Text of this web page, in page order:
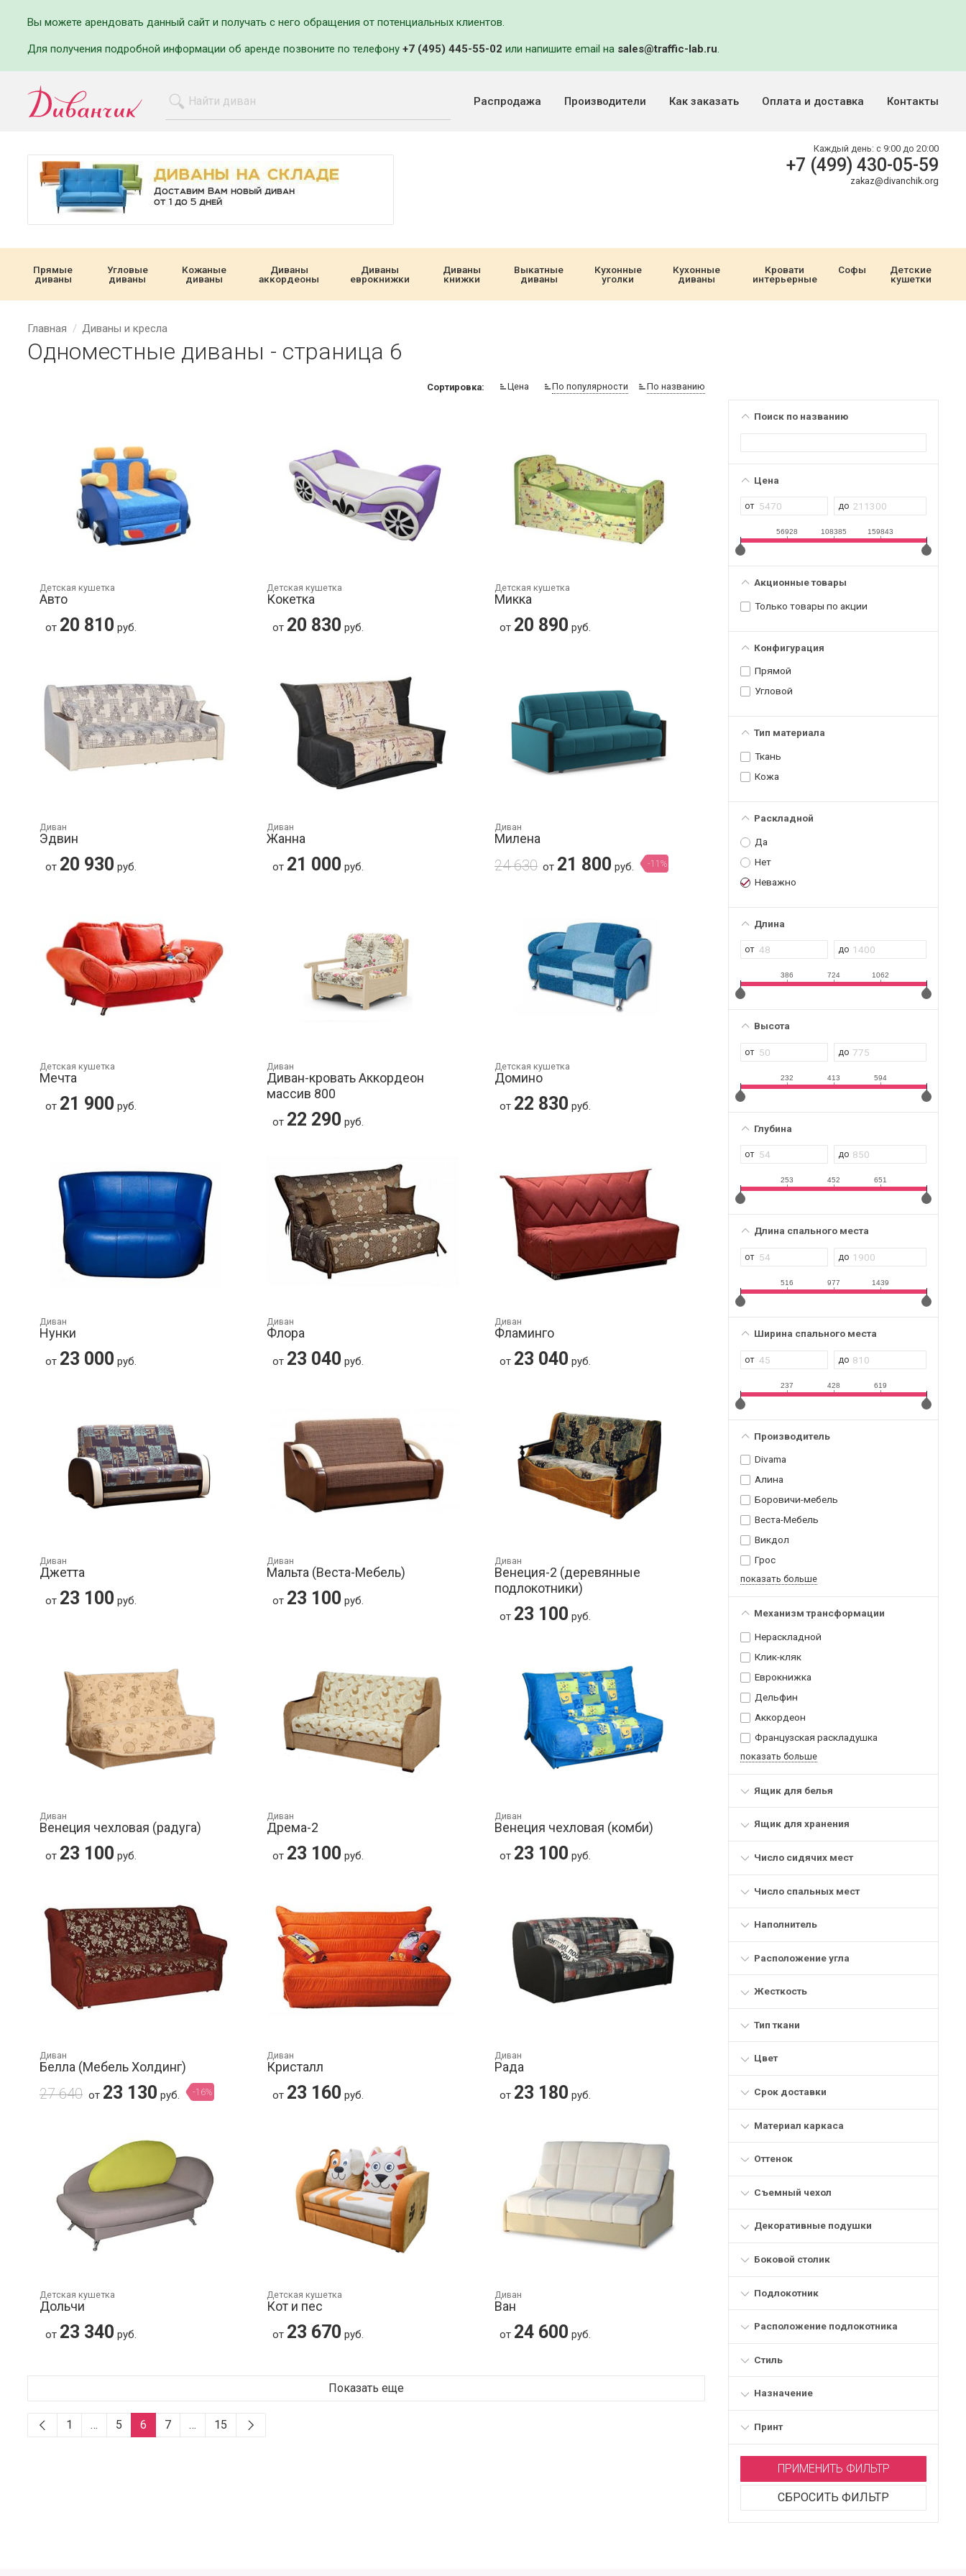
Вы можете арендовать данный сайт и получать с него обращения от потенциальных клиентов.
Для получения подробной информации об аренде позвоните по телефону +7 (495) 445-55-02 или напишите email на sales@traffic-lab.ru.
Распродажа Производители Как заказать Оплата и доставка Контакты
Каждый день: с 9:00 до 20:00
+7 (499) 430-05-59
zakaz@divanchik.org
Прямые
диваны
Угловые
диваны
Кожаные
диваны
Диваны
аккордеоны
Диваны
еврокнижки
Диваны
книжки
Выкатные
диваны
Кухонные
уголки
Кухонные
диваны
Кровати
интерьерные
Софы
Детские
кушетки
Главная Диваны и кресла
Одноместные диваны - страница 6
Поиск по названию
Цена
56928 108385 159843
Акционные товары
Только товары по акции
Конфигурация
Прямой
Угловой
Тип материала
Ткань
Кожа
Раскладной
Да
Нет
Неважно
Длина
386 724 1062
Высота
232 413 594
Глубина
253 452 651
Длина спального места
516 977 1439
Ширина спального места
237 428 619
Производитель
Divama
Алина
Боровичи-мебель
Веста-Мебель
Викдол
Грос
показать больше
Механизм трансформации
Нераскладной
Клик-кляк
Еврокнижка
Дельфин
Аккордеон
Французская раскладушка
показать больше
Ящик для белья
Ящик для хранения
Число сидячих мест
Число спальных мест
Наполнитель
Расположение угла
Жесткость
Тип ткани
Цвет
Срок доставки
Материал каркаса
Оттенок
Съемный чехол
Декоративные подушки
Боковой столик
Подлокотник
Расположение подлокотника
Стиль
Назначение
Принт
ПРИМЕНИТЬ ФИЛЬТР
СБРОСИТЬ ФИЛЬТР
Сортировка: Цена По популярности По названию
Детская кушетка
Авто
от 20 810 руб.
Детская кушетка
Кокетка
от 20 830 руб.
Детская кушетка
Микка
от 20 890 руб.
Диван
Эдвин
от 20 930 руб.
Диван
Жанна
от 21 000 руб.
Диван
Милена
24 630 от 21 800 руб. -11%
Детская кушетка
Мечта
от 21 900 руб.
Диван
Диван-кровать Аккордеон
массив 800
от 22 290 руб.
Детская кушетка
Домино
от 22 830 руб.
Диван
Нунки
от 23 000 руб.
Диван
Флора
от 23 040 руб.
Диван
Фламинго
от 23 040 руб.
Диван
Джетта
от 23 100 руб.
Диван
Мальта (Веста-Мебель)
от 23 100 руб.
Диван
Венеция-2 (деревянные
подлокотники)
от 23 100 руб.
Диван
Венеция чехловая (радуга)
от 23 100 руб.
Диван
Дрема-2
от 23 100 руб.
Диван
Венеция чехловая (комби)
от 23 100 руб.
Диван
Белла (Мебель Холдинг)
27 640 от 23 130 руб. -16%
Диван
Кристалл
от 23 160 руб.
Диван
Рада
от 23 180 руб.
Детская кушетка
Дольчи
от 23 340 руб.
Детская кушетка
Кот и пес
от 23 670 руб.
Диван
Ван
от 24 600 руб.
Показать еще
1 … 5 6 7 … 15